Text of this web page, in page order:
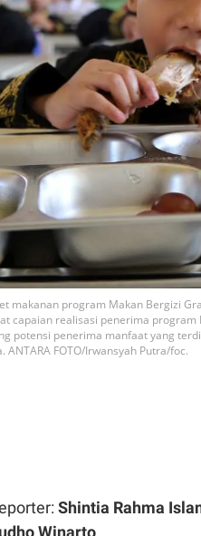
makanan program Makan Bergizi
capaian realisasi penerima
potensi penerima manfaat yang
FOTO/Irwansyah Putra/foc.
Shintia Rahma
Winarto